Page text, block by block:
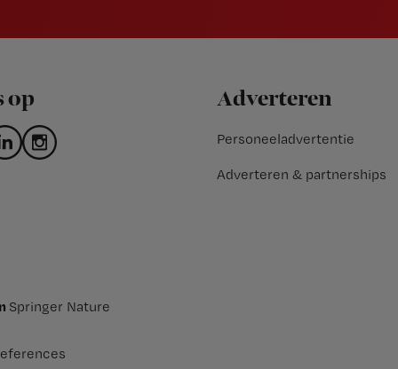
op Adverteren
Personeeladvertentie
Adverteren & partnerships
Springer Nature